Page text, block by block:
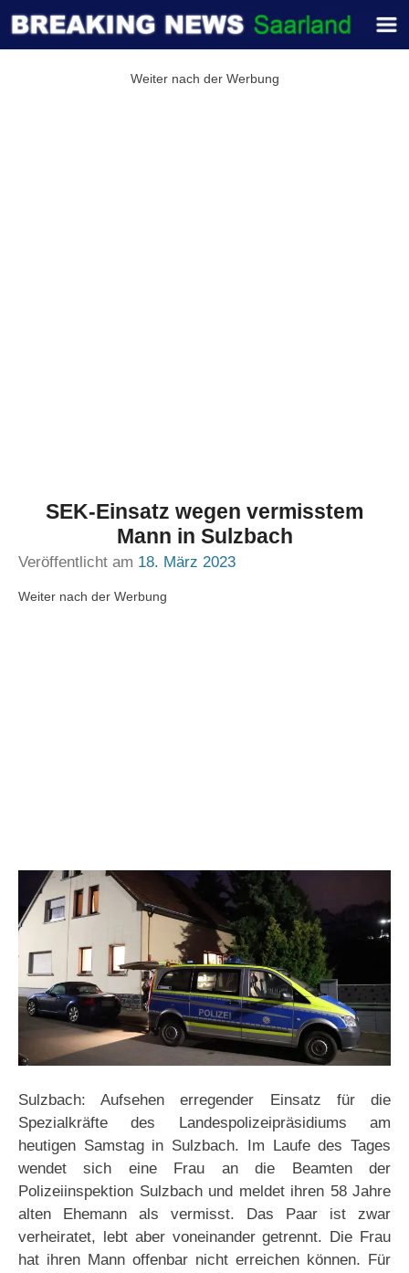
Weiter nach der Werbung
SEK-Einsatz wegen vermisstem
Mann in Sulzbach
Veröffentlicht am 18. März 2023
Weiter nach der Werbung
Sulzbach: Aufsehen erregender Einsatz für die
Spezialkräfte des Landespolizeipräsidiums am
heutigen Samstag in Sulzbach. Im Laufe des Tages
wendet sich eine Frau an die Beamten der
Polizeiinspektion Sulzbach und meldet ihren 58 Jahre
alten Ehemann als vermisst. Das Paar ist zwar
verheiratet, lebt aber voneinander getrennt. Die Frau
hat ihren Mann offenbar nicht erreichen können. Für